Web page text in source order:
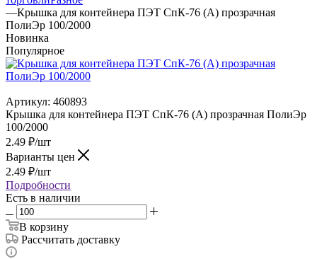
—Крышка для контейнера ПЭТ СпК-76 (А) прозрачная
ПолиЭр 100/2000
Новинка
Популярное
Артикул: 460893
Крышка для контейнера ПЭТ СпК-76 (А) прозрачная ПолиЭр
100/2000
2.49 ₽/шт
Варианты цен
2.49 ₽/шт
Подробности
Есть в наличии
В корзину
Рассчитать доставку